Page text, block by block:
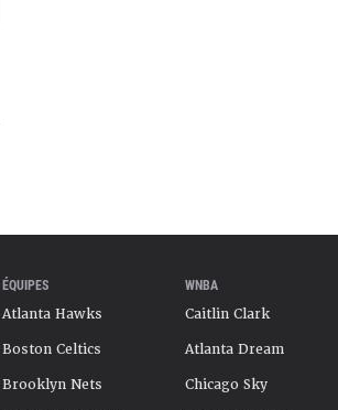
ÉQUIPES
Atlanta Hawks
Boston Celtics
Brooklyn Nets
WNBA
Caitlin Clark
Atlanta Dream
Chicago Sky